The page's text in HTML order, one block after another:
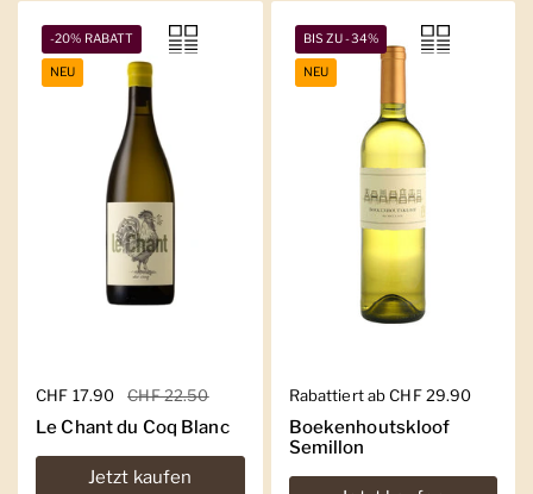
Regulärer Preis
CHF 17.90 Sale-Preis
CHF 22.50
Le Chant du Coq Blanc
Jetzt kaufen
-20% RABATT
NEU
Regulärer Preis
Rabattiert ab CHF 29.90
Boekenhoutskloof
Semillon
BIS ZU -34%
NEU